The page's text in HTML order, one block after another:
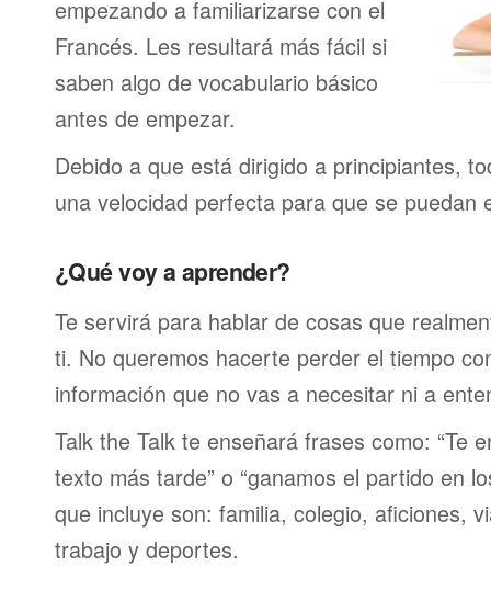
empezando a familiarizarse con el
Francés. Les resultará más fácil si
saben algo de vocabulario básico
antes de empezar.
Debido a que está dirigido a principiantes,
una velocidad perfecta para que se puedan
¿Qué voy a aprender?
Te servirá para hablar de cosas que
ti. No queremos hacerte perder el tiempo
información que no vas a necesitar ni a
Talk the Talk te enseñará frases como: “Te
texto más tarde” o “ganamos el partido en
que incluye son: familia, colegio, aficiones,
trabajo y deportes.